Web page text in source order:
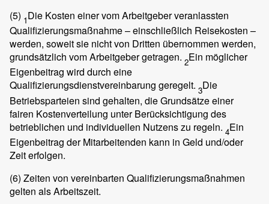
(5) 1Die Kosten einer vom Arbeitgeber veranlassten
Qualifizierungsmaßnahme – einschließlich Reisekosten –
werden, soweit sie nicht von Dritten übernommen werden,
grundsätzlich vom Arbeitgeber getragen. 2Ein möglicher
Eigenbeitrag wird durch eine
Qualifizierungsdienstvereinbarung geregelt. 3Die
Betriebsparteien sind gehalten, die Grundsätze einer
fairen Kostenverteilung unter Berücksichtigung des
betrieblichen und individuellen Nutzens zu regeln. 4Ein
Eigenbeitrag der Mitarbeitenden kann in Geld und/oder
Zeit erfolgen.
(6) Zeiten von vereinbarten Qualifizierungsmaßnahmen
gelten als Arbeitszeit.